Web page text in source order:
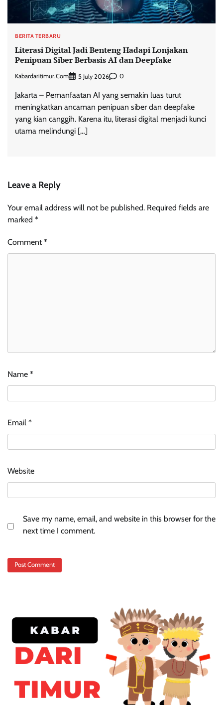
BERITA TERBARU
Literasi Digital Jadi Benteng Hadapi Lonjakan
Penipuan Siber Berbasis AI dan Deepfake
Kabardaritimur.com 5 July 2026 0
Jakarta – Pemanfaatan AI yang semakin luas turut
meningkatkan ancaman penipuan siber dan deepfake
yang kian canggih. Karena itu, literasi digital menjadi kunci
utama melindungi […]
Leave a Reply
Your email address will not be published. Required fields are
marked *
Comment*
Name *
Email *
Website
Save my name, email, and website in this browser for the
next time I comment.